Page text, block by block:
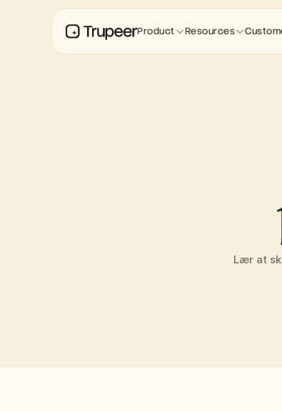
Lær at
Product Resources